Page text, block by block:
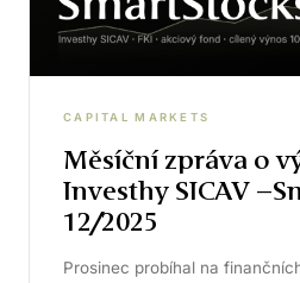
CAPITAL MARKETS
Měsíční zpráva o
Investhy SICAV
12/2025
Prosinec probíhal na